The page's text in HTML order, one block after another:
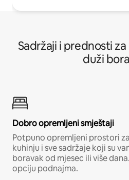
Sadržaji i prednosti
duži
Dobro opremljeni smještaji
Potpuno opremljeni prostori
kuhinju i sve sadržaje koji su
boravak od mjesec ili više
opciju podnajma.